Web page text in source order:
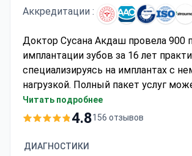
Аккредитации :
Доктор Сусана Акдаш провела 900
имплантации зубов за 16 лет
специализируясь на имплантах с
нагрузкой. Полный пакет услуг
около 2 580 €, что обычно включает
Nobel, циркониевый мост,
Являясь официальным провайдером
Читать подробнее
4.8156 отзывов
ДИАГНОСТИКИ